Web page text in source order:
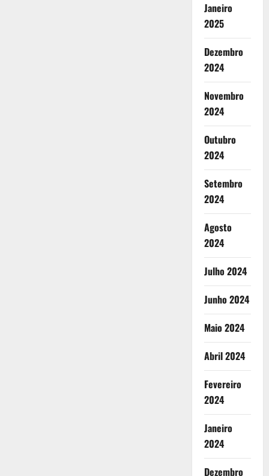
Janeiro
2025
Dezembro
2024
Novembro
2024
Outubro
2024
Setembro
2024
Agosto
2024
Julho 2024
Junho 2024
Maio 2024
Abril 2024
Fevereiro
2024
Janeiro
2024
Dezembro